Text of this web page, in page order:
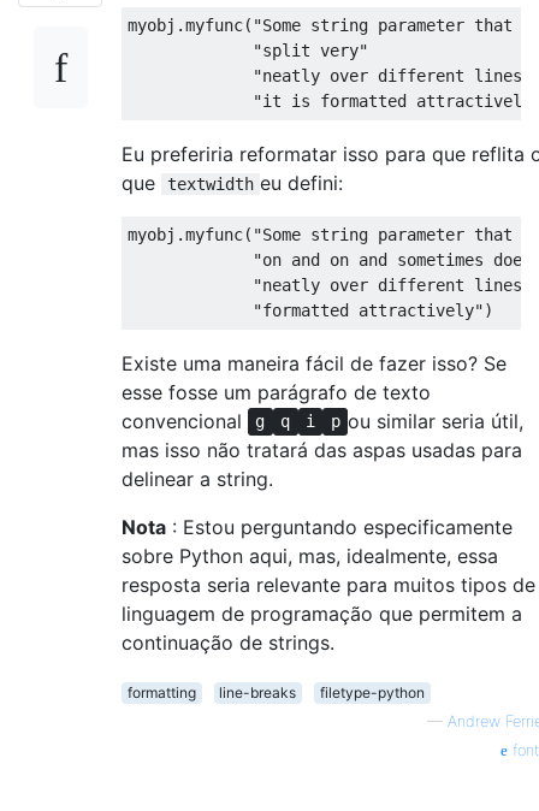
myobj.myfunc("Some string parameter that
             "split very"
"neatly over different lines
Eu preferiria reformatar isso para que reflita
que
textwidth eu defini:
myobj.myfunc("Some string parameter that
"on and on and sometimes
"neatly over different lines
Existe uma maneira fácil de fazer isso? Se
esse fosse um parágrafo de texto
convencional
g q i p ou similar seria útil,
mas isso não tratará das aspas usadas para
delinear a string.
Nota : Estou perguntando especificamente
sobre Python aqui, mas, idealmente, essa
resposta seria relevante para muitos tipos de
linguagem de programação que permitem a
continuação de strings.
formatting line-breaks
filetype-python
— Andrew